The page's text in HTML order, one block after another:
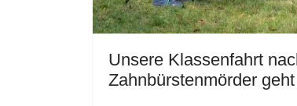
Unsere Klassenfahrt
Zahnbürstenmörder